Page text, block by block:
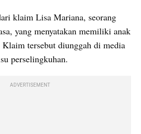
klaim Lisa Mariana, seorang
yang menyatakan memiliki anak
tersebut diunggah di media
perselingkuhan.
ADVERTISEMENT